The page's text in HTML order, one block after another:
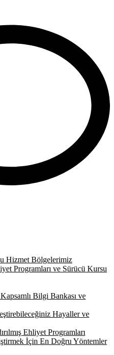
Hizmet Bölgelerimiz
Programları ve Sürücü Kursu
Bilgi Bankası ve
Hayaller ve
Ehliyet Programları
İçin En Doğru Yöntemler